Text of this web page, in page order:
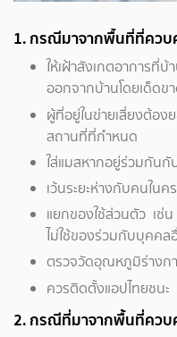
1. กรณีมาจากพื้นที่ที่คว
ให้เฝ้าสังเกตอาการที่บ้
ออกจากบ้านโดยเด็ดข
ผู้ที่อยู่ในข่ายเสี่ยงต้อง
สถานที่ที่กำหนด
ใส่แมสหากอยู่ร่วมกัน
เว้นระยะห่างกับคนใน
แยกของใช้ส่วนตัว เช่
ไม่ใช้ของร่วมกับบุคคล
ตรวจวัดอุณหภูมิร่างก
ควรติดตั้งแอปไทยชนะ
2. กรณีที่มาจากพื้นที่ควบ